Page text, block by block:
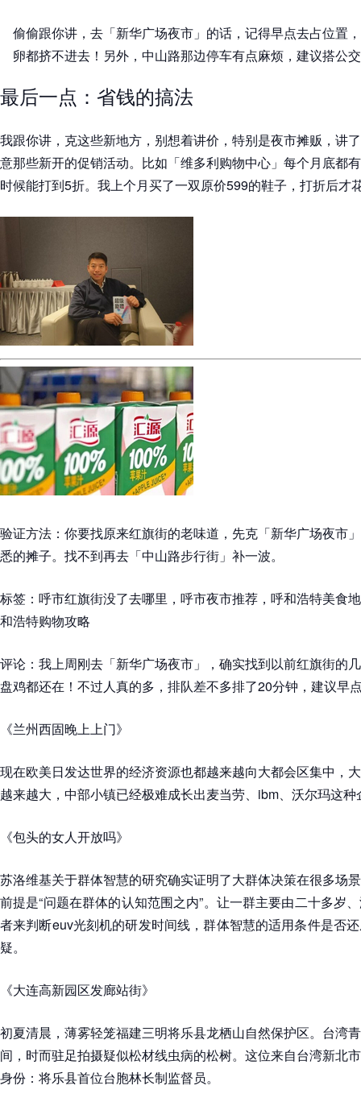
偷偷跟你讲，去「新华广场夜市」的话，记得早点去占位置
卵都挤不进去！另外，中山路那边停车有点麻烦，建议搭公
最后一点：省钱的搞法
我跟你讲，克这些新地方，别想着讲价，特别是夜市摊贩，讲
意那些新开的促销活动。比如「维多利购物中心」每个月底都
时候能打到5折。我上个月买了一双原价599的鞋子，打折后才
验证方法：你要找原来红旗街的老味道，先克「新华广场夜市
悉的摊子。找不到再去「中山路步行街」补一波。
标签：呼市红旗街没了去哪里，呼市夜市推荐，呼和浩特美食
和浩特购物攻略
评论：我上周刚去「新华广场夜市」，确实找到以前红旗街的
盘鸡都还在！不过人真的多，排队差不多排了20分钟，建议早
《兰州西固晚上上门》
现在欧美日发达世界的经济资源也都越来越向大都会区集中，
越来越大，中部小镇已经极难成长出麦当劳、ibm、沃尔玛这种
《包头的女人开放吗》
苏洛维基关于群体智慧的研究确实证明了大群体决策在很多场
前提是“问题在群体的认知范围之内”。让一群主要由二十多岁
者来判断euv光刻机的研发时间线，群体智慧的适用条件是否
疑。
《大连高新园区发廊站街》
初夏清晨，薄雾轻笼福建三明将乐县龙栖山自然保护区。台湾
间，时而驻足拍摄疑似松材线虫病的松树。这位来自台湾新北
身份：将乐县首位台胞林长制监督员。